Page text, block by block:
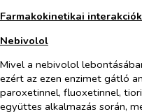
Farmakokinetikai
Nebivolol
Mivel a nebivolol
ezért az ezen enzimet gátló
paroxetinnel, fluoxetinnel,
együttes alkalmazás során,